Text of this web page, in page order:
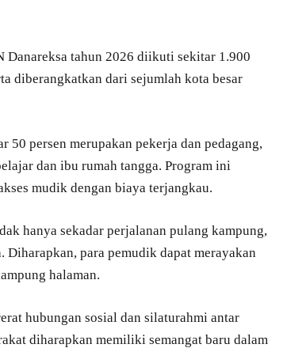
Danareksa tahun 2026 diikuti sekitar 1.900
diberangkatkan dari sejumlah kota besar
50 persen merupakan pekerja dan pedagang,
dan ibu rumah tangga. Program ini
mudik dengan biaya terjangkau.
hanya sekadar perjalanan pulang kampung,
Diharapkan, para pemudik dapat merayakan
halaman.
hubungan sosial dan silaturahmi antar
diharapkan memiliki semangat baru dalam